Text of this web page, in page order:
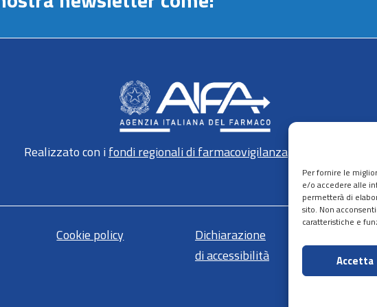
Per fornire le
e/o accedere alle
permetterà di
sito. Non
caratteristiche e
Accetta
Realizzato con ifondi regionali di farmacovigilanzagestiti da AIFA
Cookie policy
Dichiarazione
di accessibilità